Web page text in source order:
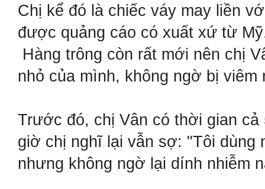
Chị kể đó là chiếc váy may liền
được quảng cáo có xuất xứ từ
Hàng trông còn rất mới nên chị
nhỏ của mình, không ngờ bị
Trước đó, chị Vân có thời gian
giờ chị nghĩ lại vẫn sợ: "Tôi dùng
nhưng không ngờ lại dính nhiễm